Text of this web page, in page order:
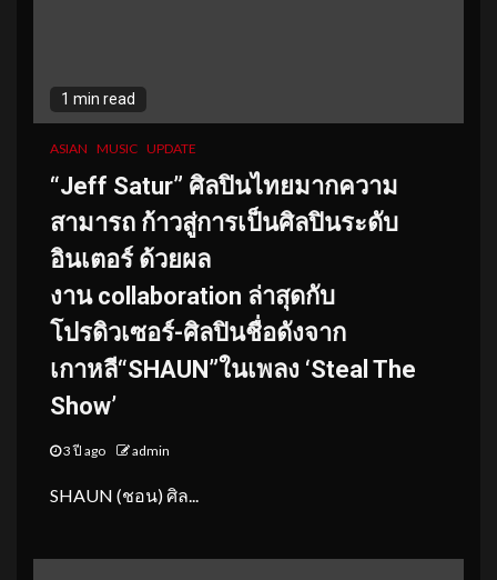
1 min read
ASIAN MUSIC UPDATE
“Jeff Satur” ศิลปินไทยมากความ
สามารถ ก้าวสู่การเป็นศิลปินระดับ
อินเตอร์ ด้วยผล
งาน collaboration ล่าสุดกับ
โปรดิวเซอร์-ศิลปินชื่อดังจาก
เกาหลี“SHAUN”ในเพลง ‘Steal The
Show’
3 ปี ago admin
SHAUN (ชอน) ศิล...